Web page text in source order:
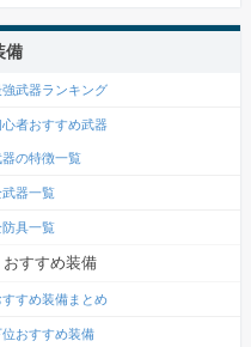
備
強武器ランキング
心者おすすめ武器
器の特徴一覧
武器一覧
防具一覧
おすすめ装備
すすめ装備まとめ
位おすすめ装備